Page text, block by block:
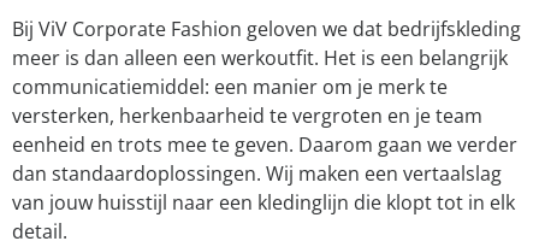
Bij ViV Corporate Fashion geloven we dat bedrijfskleding
meer is dan alleen een werkoutfit. Het is een belangrijk
communicatiemiddel: een manier om je merk te
versterken, herkenbaarheid te vergroten en je team
eenheid en trots mee te geven. Daarom gaan we verder
dan standaardoplossingen. Wij maken een vertaalslag
van jouw huisstijl naar een kledinglijn die klopt tot in elk
detail.